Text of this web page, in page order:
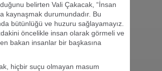
belirten Vali Çakacak, “İnsan
kaynaşmak durumundadır. Bu
bütünlüğü ve huzuru sağlayamayız.
öncelikle insan olarak görmeli ve
bakan insanlar bir başkasına
hiçbir suçu olmayan masum